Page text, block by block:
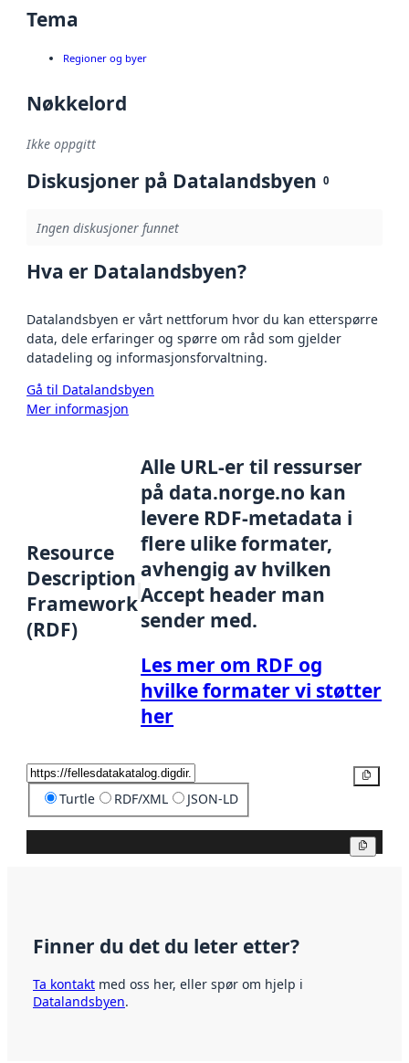
Tema
Regioner og byer
Nøkkelord
Ikke oppgitt
Diskusjoner på Datalandsbyen 0
Ingen diskusjoner funnet
Hva er Datalandsbyen?
Datalandsbyen er vårt nettforum hvor du kan etterspørre
data, dele erfaringer og spørre om råd som gjelder
datadeling og informasjonsforvaltning.
Gå til Datalandsbyen
Mer informasjon
Resource
Description
Framework
(RDF)
Alle URL-er til ressurser
på data.norge.no kan
levere RDF-metadata i
flere ulike formater,
avhengig av hvilken
Accept header man
sender med.
Les mer om RDF og
hvilke formater vi støtter
her
Turtle RDF/XML JSON-LD
Finner du det du leter etter?
Ta kontakt med oss her, eller spør om hjelp i
Datalandsbyen.